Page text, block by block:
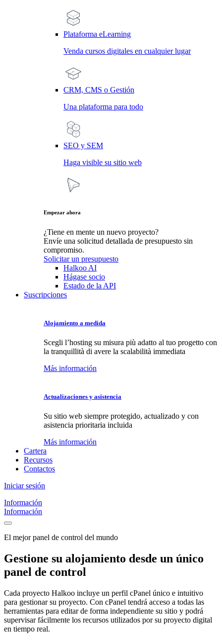
Plataforma eLearning
Venda cursos digitales en cualquier lugar
CRM, CMS o Gestión
Una plataforma para todo
SEO y SEM
Haga visible su sitio web
Empezar ahora
¿Tiene en mente un nuevo proyecto?
Envíe una solicitud detallada de presupuesto sin
compromiso.
Solicitar un presupuesto
Halkoo AI
Hágase socio
Estado de la API
Suscripciones
Alojamiento a medida
Scegli l’hosting su misura più adatto al tuo progetto con
la tranquillità di avere la scalabilità immediata
Más información
Actualizaciones y asistencia
Su sitio web siempre protegido, actualizado y con
asistencia prioritaria incluida
Más información
Cartera
Recursos
Contactos
Iniciar sesión
Información
Información
El mejor panel de control del mundo
Gestione su alojamiento desde un único
panel de control
Cada proyecto Halkoo incluye un perfil cPanel único e intuitivo
para gestionar su proyecto. Con cPanel tendrá acceso a todas las
herramientas para editar de forma independiente su sitio y podrá
supervisar fácilmente los recursos utilizados por su proyecto digital
en tiempo real.